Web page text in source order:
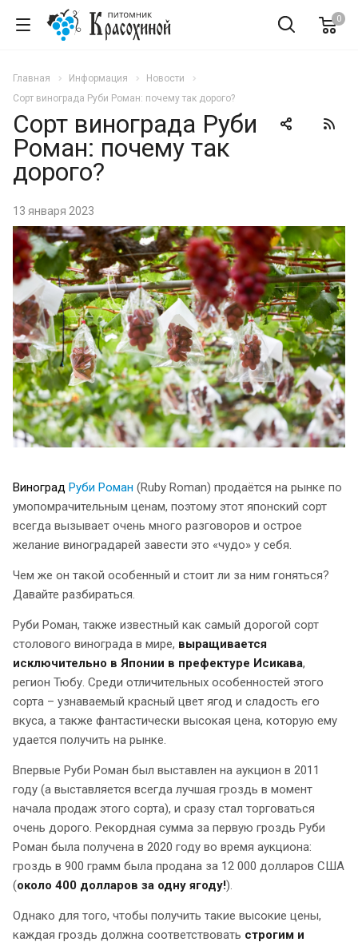
0
Главная Информация
Новости
Сорт винограда Руби Роман: почему так дорого?
Сорт винограда Руби
Роман: почему так
дорого?
13 января 2023
Виноград Руби Роман (Ruby Roman) продаётся на рынке по
умопомрачительным ценам, поэтому этот японский сорт
всегда вызывает очень много разговоров и острое
желание виноградарей завести это «чудо» у себя.
Чем же он такой особенный и стоит ли за ним гоняться?
Давайте разбираться.
Руби Роман, также известный как самый дорогой сорт
столового винограда в мире, выращивается
исключительно в Японии в префектуре Исикава,
регион Тюбу. Среди отличительных особенностей этого
сорта – узнаваемый красный цвет ягод и сладость его
вкуса, а также фантастически высокая цена, которую ему
удается получить на рынке.
Впервые Руби Роман был выставлен на аукцион в 2011
году (а выставляется всегда лучшая гроздь в момент
начала продаж этого сорта), и сразу стал торговаться
очень дорого. Рекордная сумма за первую гроздь Руби
Роман была получена в 2020 году во время аукциона:
гроздь в 900 грамм была продана за 12 000 долларов США
(около 400 долларов за одну ягоду!).
Однако для того, чтобы получить такие высокие цены,
каждая гроздь должна соответствовать строгим и